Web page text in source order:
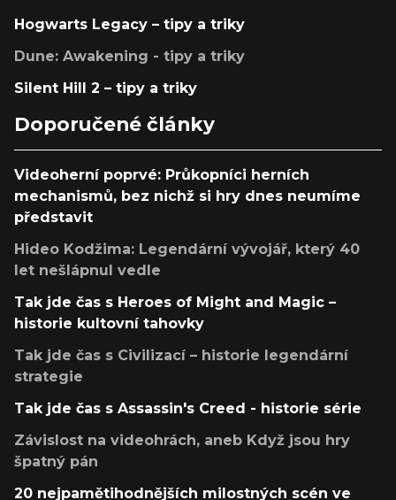
Hogwarts Legacy – tipy a triky
Dune: Awakening - tipy a triky
Silent Hill 2 – tipy a triky
Doporučené články
Videoherní poprvé: Průkopníci herních
mechanismů, bez nichž si hry dnes neumíme
představit
Hideo Kodžima: Legendární vývojář, který 40
let nešlápnul vedle
Tak jde čas s Heroes of Might and Magic –
historie kultovní tahovky
Tak jde čas s Civilizací – historie legendární
strategie
Tak jde čas s Assassin's Creed - historie série
Závislost na videohrách, aneb Když jsou hry
špatný pán
20 nejpamětihodnějších milostných scén ve